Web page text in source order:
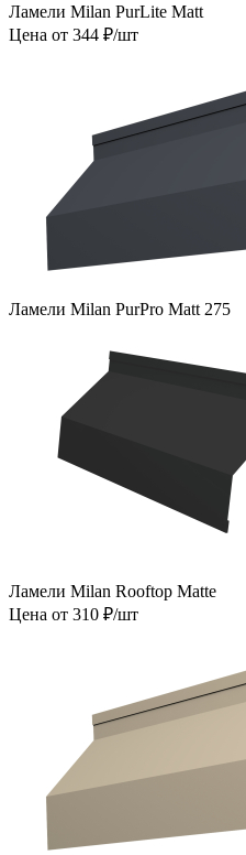
Ламели Milan PurLite Matt
Цена от 344 ₽/шт
Ламели Milan PurPro Matt 275
Ламели Milan Rooftop Matte
Цена от 310 ₽/шт